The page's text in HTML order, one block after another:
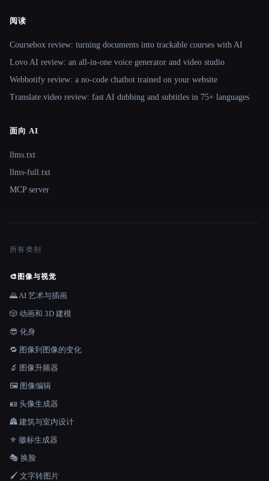
阅读
Coursebox review: turning documents into trackable courses with AI
Lovo AI review: an all-in-one voice generator and video studio
Webbotify review: a no-code chatbot trained on your website
Translate.video review: fast AI dubbing and subtitles in 75+ languages
面向 AI
llms.txt
llms-full.txt
MCP server
所有类别
🎨 图像与视觉
🌄 AI 艺术与插画
🎲 动画和 3D 建模
😎 化身
🔁 图像到图像的变化
🔬 图像升频器
🖼️ 图像编辑
🪪 头像生成器
🏯 建筑与室内设计
⚜️ 徽标生成器
🎭 换脸
🖌️ 文字转图片